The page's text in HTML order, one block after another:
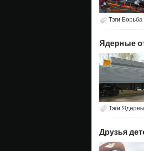
Тэги
Ядерные
Тэги
Друзья